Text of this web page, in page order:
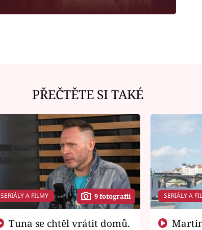
PŘEČTĚTE SI TAKÉ
SERIÁLY A FILMY 9 fotografií SERIÁLY A